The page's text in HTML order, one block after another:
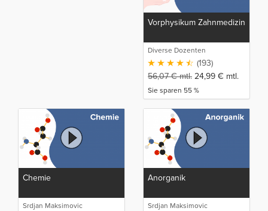
Vorphysikum Zahnmedizin
Diverse Dozenten
(193)
56,07€mtl. 24,99 € mtl.
Sie sparen 55 %
Chemie
Srdjan Maksimovic
Anorganik
Srdjan Maksimovic